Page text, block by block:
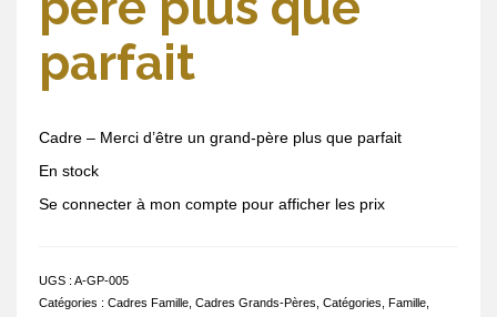
parfait
Cadre – Merci d’être un grand-père plus que parfait
En stock
Se connecter à mon compte pour afficher les prix
UGS : A-GP-005
Catégories : Cadres Famille Cadres Grands-Pères Catégories Famille